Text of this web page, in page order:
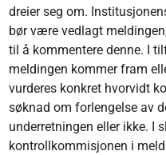
dreier seg om.
bør være vedlagt
til å kommentere denne. I
meldingen kommer fram
vurderes konkret hvorvidt
søknad om forlengelse av
underretningen eller ikke. I
kontrollkommisjonen i